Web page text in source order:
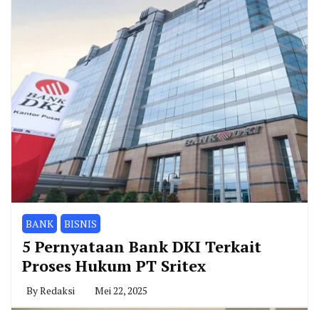
BANK BISNIS
5 Pernyataan Bank DKI Terkait
Proses Hukum PT Sritex
ByRedaksi Mei 22, 2025